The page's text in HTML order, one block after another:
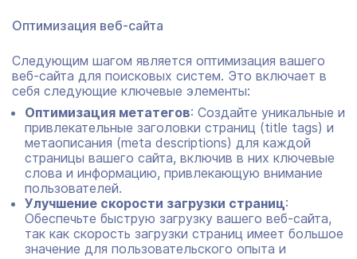
Оптимизация веб-сайта
Следующим шагом является оптимизация вашего
веб-сайта для поисковых систем. Это включает в
себя следующие ключевые элементы:
Оптимизация метатегов: Создайте уникальные и
привлекательные заголовки страниц (title tags) и
метаописания (meta descriptions) для каждой
страницы вашего сайта, включив в них ключевые
слова и информацию, привлекающую внимание
пользователей.
Улучшение скорости загрузки страниц:
Обеспечьте быструю загрузку вашего веб-сайта,
так как скорость загрузки страниц имеет большое
значение для пользовательского опыта и